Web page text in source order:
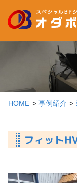
HOME 事例紹介
フィット